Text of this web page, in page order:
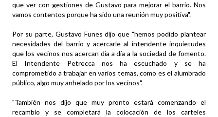
que ver con gestiones de Gustavo para mejorar el barrio. Nos
vamos contentos porque ha sido una reunión muy positiva".
Por su parte, Gustavo Funes dijo que "hemos podido plantear
necesidades del barrio y acercarle al intendente inquietudes
que los vecinos nos acercan día a día a la sociedad de fomento.
El Intendente Petrecca nos ha escuchado y se ha
comprometido a trabajar en varios temas, como es el alumbrado
público, algo muy anhelado por los vecinos".
"También nos dijo que muy pronto estará comenzando el
recambio y se completará la colocación de los carteles